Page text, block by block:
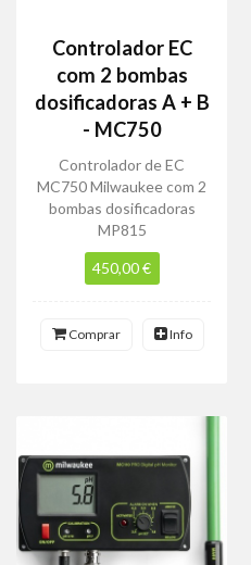
Controlador EC
com 2 bombas
dosificadoras A + B
- MC750
Controlador de EC
MC750 Milwaukee com 2
bombas dosificadoras
MP815
450,00 €
Comprar Info